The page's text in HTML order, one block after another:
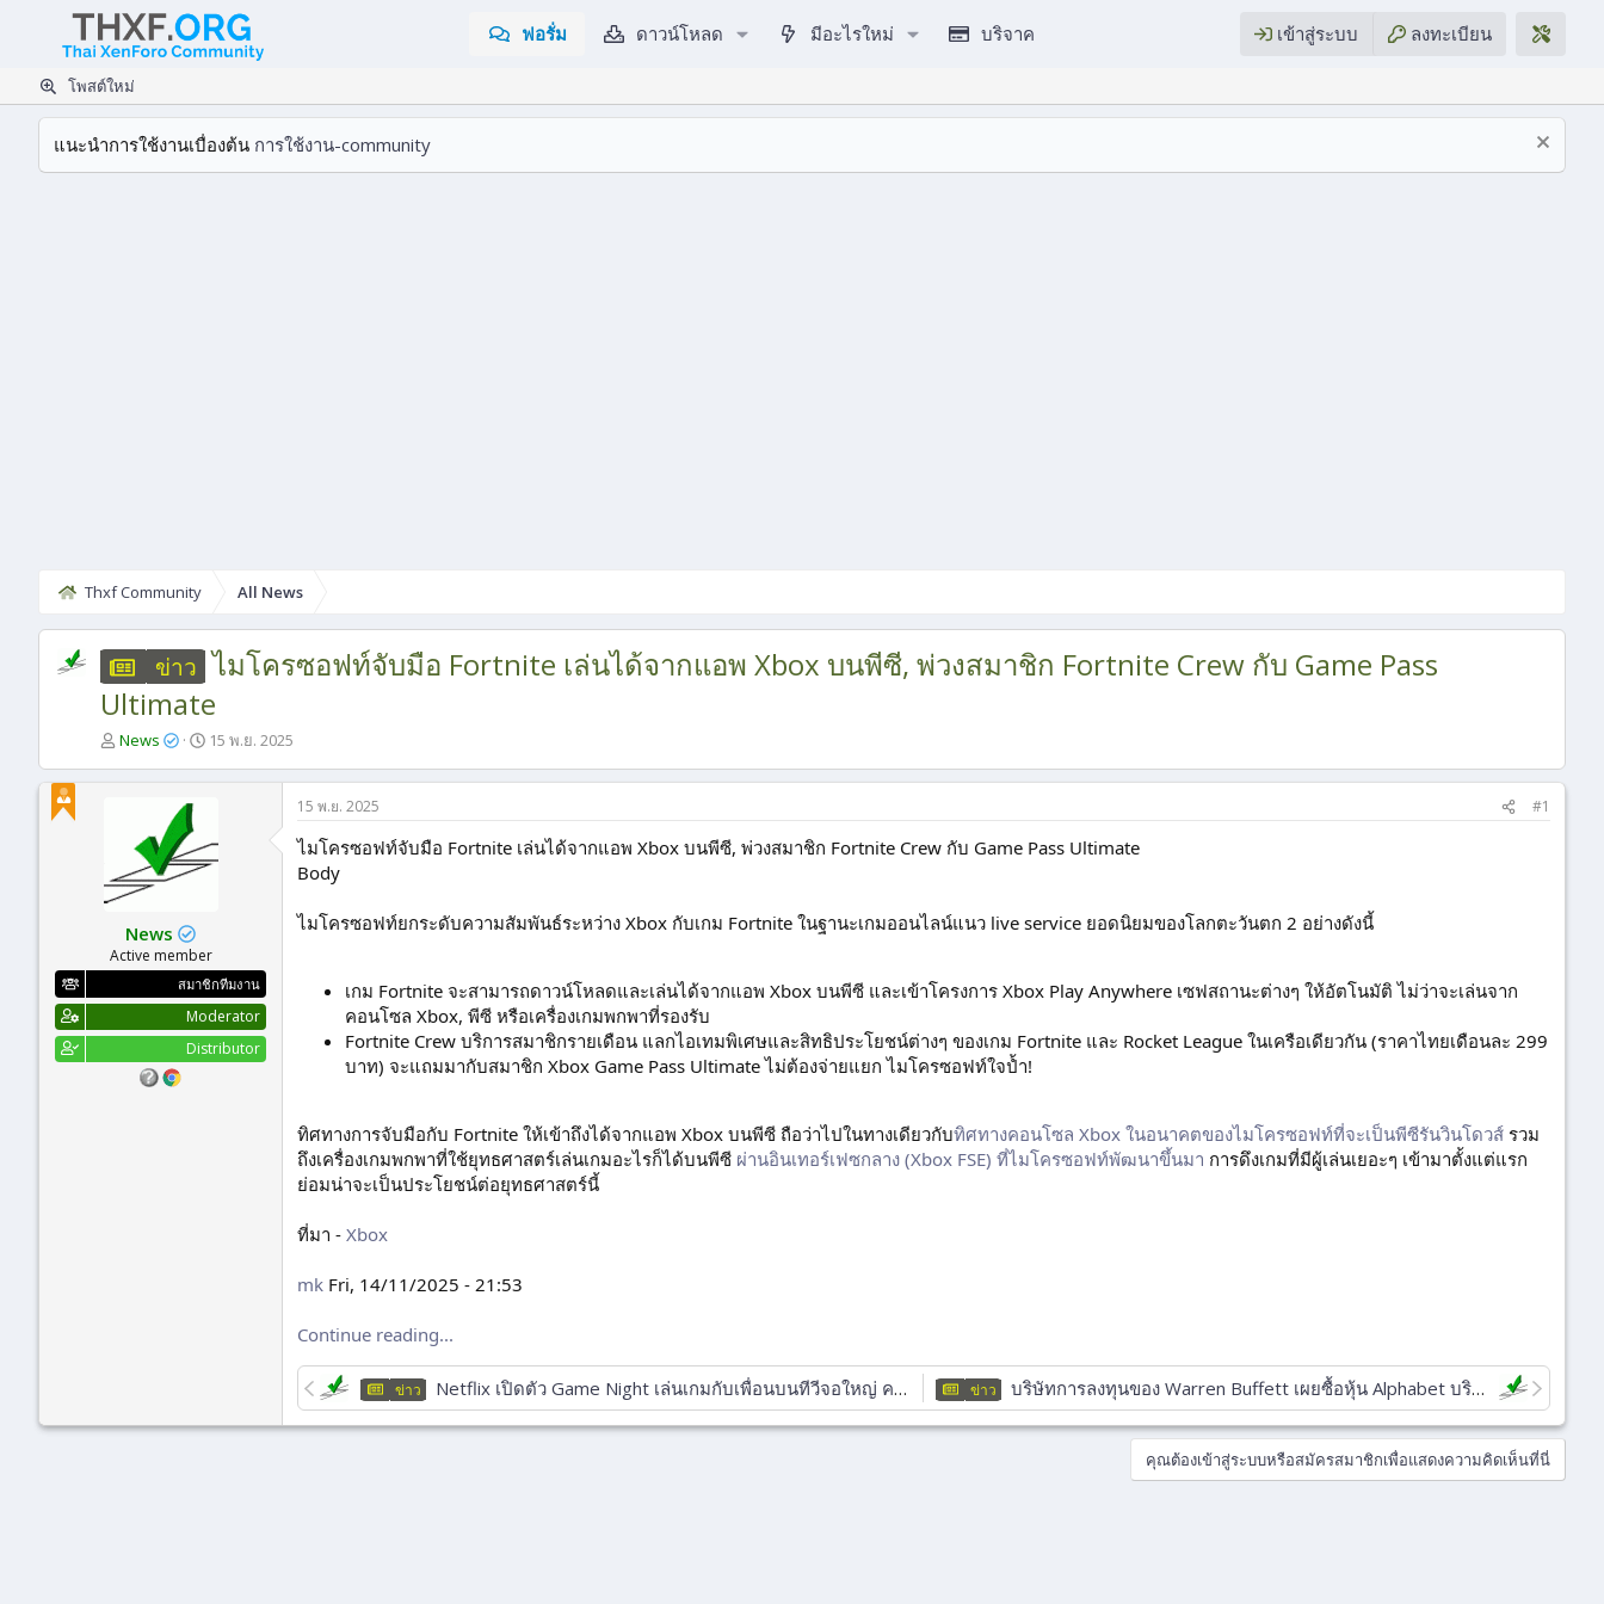
ฟอรั่ม ดาวน์โหลด มีอะไรใหม่ บริจาค เข้าสู่ระบบ ลงทะเบียน
โพสต์ใหม่
แนะนำการใช้งานเบื่องต้น การใช้งาน-community
Thxf Community All News
ข่าว ไมโครซอฟท์จับมือ Fortnite เล่นได้จากแอพ Xbox บนพีซี, พ่วงสมาชิก Fortnite Crew กับ Game Pass
Ultimate
ผู้
อ
News
วั
ม
ต้
15 พ.ย. 2025
News
Active member
สมาชิกทีมงาน
Moderator
Distributor
15 พ.ย. 2025 #1
ไมโครซอฟท์จับมือ Fortnite เล่นได้จากแอพ Xbox บนพีซี, พ่วงสมาชิก Fortnite Crew กับ Game Pass Ultimate
Body
ไมโครซอฟท์ยกระดับความสัมพันธ์ระหว่าง Xbox กับเกม Fortnite ในฐานะเกมออนไลน์แนว live service ยอดนิยมของโลกตะวันตก 2 อย่างดังนี้
เกม Fortnite จะสามารถดาวน์โหลดและเล่นได้จากแอพ Xbox บนพีซี และเข้าโครงการ Xbox Play Anywhere เซฟสถานะต่างๆ ให้อัตโนมัติ ไม่ว่าจะเล่นจาก
คอนโซล Xbox, พีซี หรือเครื่องเกมพกพาที่รองรับ
Fortnite Crew บริการสมาชิกรายเดือน แลกไอเทมพิเศษและสิทธิประโยชน์ต่างๆ ของเกม Fortnite และ Rocket League ในเครือเดียวกัน (ราคาไทยเดือนละ 299
บาท) จะแถมมากับสมาชิก Xbox Game Pass Ultimate ไม่ต้องจ่ายแยก ไมโครซอฟท์ใจป้ำ!
ทิศทางการจับมือกับ Fortnite ให้เข้าถึงได้จากแอพ Xbox บนพีซี ถือว่าไปในทางเดียวกับทิศทางคอนโซล Xbox ในอนาคตของไมโครซอฟท์ที่จะเป็นพีซีรันวินโดวส์ รวม
ถึงเครื่องเกมพกพาที่ใช้ยุทธศาสตร์เล่นเกมอะไรก็ได้บนพีซี ผ่านอินเทอร์เฟซกลาง (Xbox FSE) ที่ไมโครซอฟท์พัฒนาขึ้นมา การดึงเกมที่มีผู้เล่นเยอะๆ เข้ามาตั้งแต่แรก
ย่อมน่าจะเป็นประโยชน์ต่อยุทธศาสตร์นี้
ที่มา - Xbox
mk Fri, 14/11/2025 - 21:53
Continue reading...
ข่าว Netflix เปิดตัว Game Night เล่นเกมกับเพื่อนบนทีวีจอใหญ่ ควบคุมด้วยสมาร์ทโฟน ข่าว บริษัทการลงทุนของ Warren Buffett เผยซื้อหุ้น Alphabet บริษัทแม่ Google ไว้ มูลค่าในพอร์ต 4.3 พันล้านดอลลาร์
คุณต้องเข้าสู่ระบบหรือสมัครสมาชิกเพื่อแสดงความคิดเห็นที่นี่